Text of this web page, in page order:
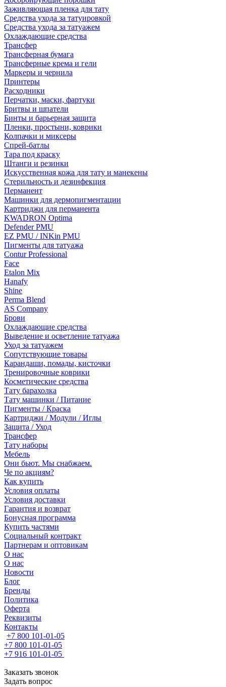
Заживляющая пленка для тату
Средства ухода за татуировкой
Средства ухода за татуажем
Охлаждающие средства
Трансфер
Трансферная бумага
Трансферные крема и гели
Маркеры и чернила
Принтеры
Расходники
Перчатки, маски, фартуки
Бритвы и шпатели
Бинты и барьерная защита
Пленки, простыни, коврики
Колпачки и миксеры
Спрей-батлы
Тара под краску
Штанги и резинки
Искусственная кожа для тату и манекены
Стерильность и дезинфекция
Перманент
Машинки для дермопигментации
Картриджи для перманента
KWADRON Optima
Defender PMU
EZ PMU / INKin PMU
Пигменты для татуажа
Contur Professional
Face
Etalon Mix
Hanafy
Shine
Perma Blend
AS Company
Брови
Охлаждающие средства
Выведение и осветление татуажа
Уход за татуажем
Сопутствующие товары
Карандаши, помады, кисточки
Тренировочные коврики
Косметические средства
Тату барахолка
Тату машинки / Питание
Пигменты / Краска
Картриджи / Модули / Иглы
Защита / Уход
Трансфер
Тату наборы
Мебель
Они бьют. Мы снабжаем.
Че по акциям?
Как купить
Условия оплаты
Условия доставки
Гарантия и возврат
Бонусная программа
Купить частями
Социальный контракт
Партнерам и оптовикам
О нас
О нас
Новости
Блог
Бренды
Политика
Оферта
Реквизиты
Контакты
+7 800 101-01-05
+7 800 101-01-05
+7 916 101-01-05
Заказать звонок
Задать вопрос